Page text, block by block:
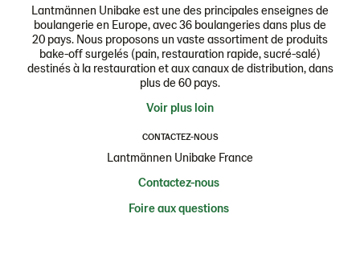
Lantmännen Unibake est une des principales enseignes de
boulangerie en Europe, avec 36 boulangeries dans plus de
20 pays. Nous proposons un vaste assortiment de produits
bake-off surgelés (pain, restauration rapide, sucré-salé)
destinés à la restauration et aux canaux de distribution, dans
plus de 60 pays.
Voir plus loin
CONTACTEZ-NOUS
Lantmännen Unibake France
Contactez-nous
Foire aux questions